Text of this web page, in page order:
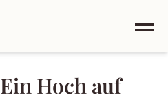
Hoch auf